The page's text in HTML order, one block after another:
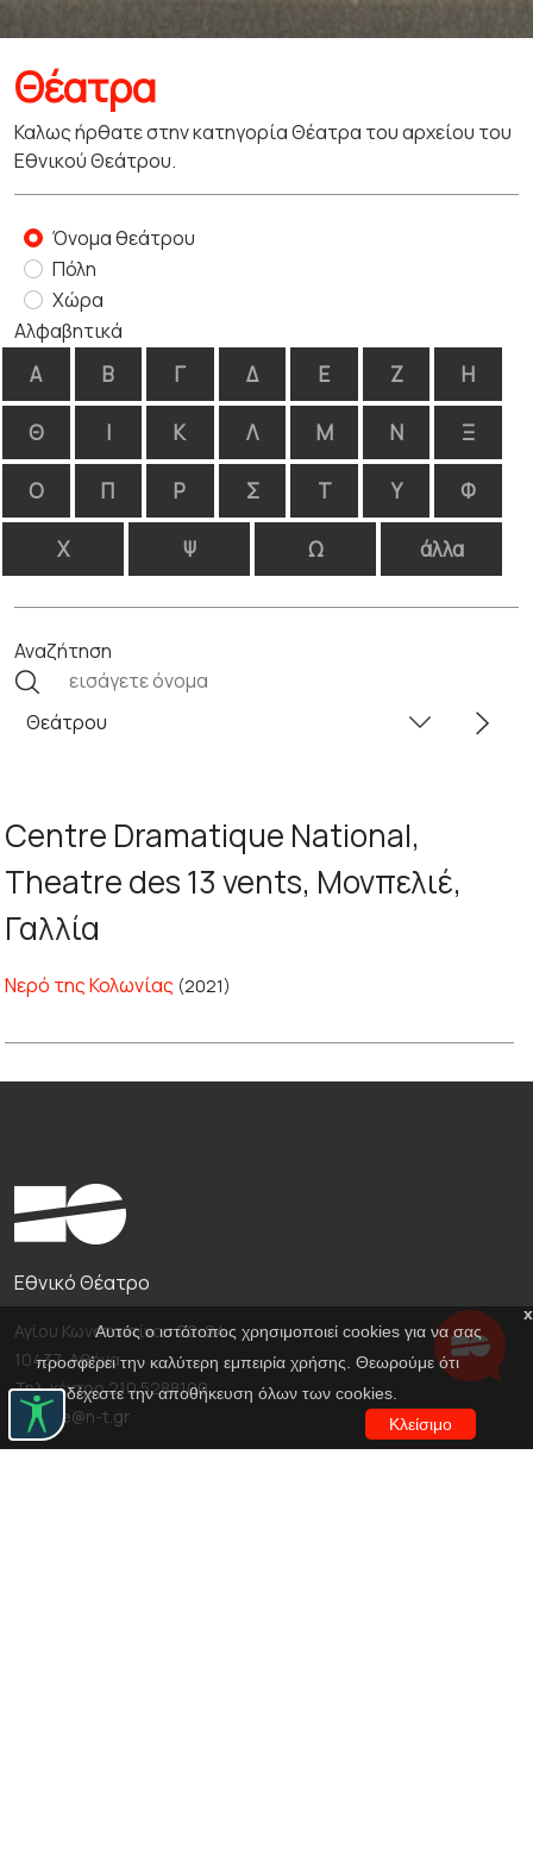
Θέατρα
Καλως ήρθατε στην κατηγορία Θέατρα του αρχείου του
Εθνικού Θεάτρου.
Όνομα θεάτρου
Πόλη
Χώρα
Αλφαβητικά
Α Β Γ Δ Ε Ζ Η
Θ Ι Κ Λ Μ Ν Ξ
Ο Π Ρ Σ Τ Υ Φ
Χ Ψ Ω άλλα
Αναζήτηση
Centre Dramatique National,
Theatre des 13 vents, Μονπελιέ,
Γαλλία
Νερό της Κολωνίας (2021)
x
Αυτός ο ιστότοπος χρησιμοποιεί cookies για να σας
προσφέρει την καλύτερη εμπειρία χρήσης. Θεωρούμε ότι
αποδέχεστε την αποθήκευση όλων των cookies.
Κλείσιμο
Εθνικό Θέατρο
Αγίου Κωνσταντίνου 22-24
10437, Αθήνα
Τηλ. κέντρο 210 5288100
archive@n-t.gr